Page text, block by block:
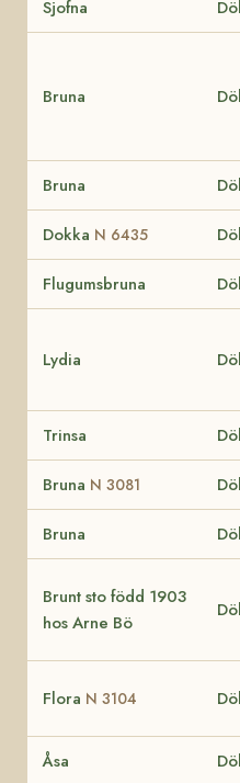
Sjofna
Bruna
Bruna
Dokka N 6435
Flugumsbruna
Lydia
Trinsa
Bruna N 3081
Bruna
Brunt sto född 1903
hos Arne Bö
Flora N 3104
Åsa